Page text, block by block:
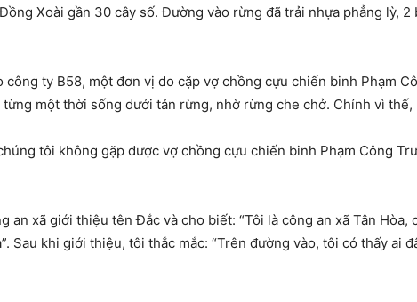
Xoài gần 30 cây số. Đường vào rừng đã trải nhựa phẳng lỳ,
ty B58, một đơn vị do cặp vợ chồng cựu chiến binh Phạm
một thời sống dưới tán rừng, nhờ rừng che chở. Chính vì
tôi không gặp được vợ chồng cựu chiến binh Phạm Công
an xã giới thiệu tên Đắc và cho biết: “Tôi là công an xã Tân
Sau khi giới thiệu, tôi thắc mắc: “Trên đường vào, tôi có thấy ai